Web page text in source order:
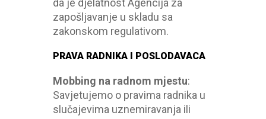
da je djelatnost Agencija za
zapošljavanje u skladu sa
zakonskom regulativom.
PRAVA RADNIKA I POSLODAVACA
Mobbing na radnom mjestu:
Savjetujemo o pravima radnika u
slučajevima uznemiravanja ili